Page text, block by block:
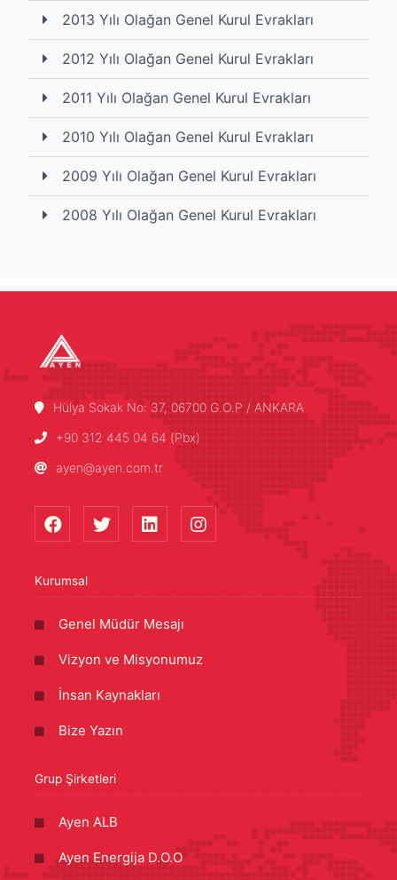
2013 Yılı Olağan Genel Kurul Evrakları
2012 Yılı Olağan Genel Kurul Evrakları
2011 Yılı Olağan Genel Kurul Evrakları
2010 Yılı Olağan Genel Kurul Evrakları
2009 Yılı Olağan Genel Kurul Evrakları
2008 Yılı Olağan Genel Kurul Evrakları
Hülya Sokak No: 37, 06700 G.O.P / ANKARA
+90 312 445 04 64 (Pbx)
ayen@ayen.com.tr
Kurumsal
Genel Müdür Mesajı
Vizyon ve Misyonumuz
İnsan Kaynakları
Bize Yazın
Grup Şirketleri
Ayen ALB
Ayen Energija D.O.O